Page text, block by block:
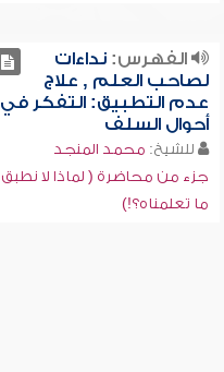
الفهرس:نداءات
لصاحب العلم , علاج
عدم التطبيق: التفكر في
أحوال السلف
للشيخ: محمد المنجد
جزء من محاضرة ( لماذا لا نطبق
ما تعلمناه؟!)